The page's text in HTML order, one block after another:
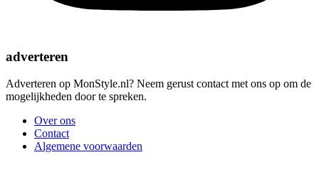
adverteren
Adverteren op MonStyle.nl? Neem gerust contact met ons op om de
mogelijkheden door te spreken.
Over ons
Contact
Algemene voorwaarden